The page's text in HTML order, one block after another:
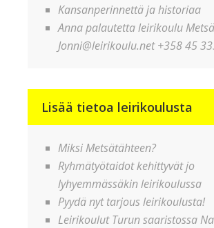
Kansanperinnettä ja historiaa
Anna palautetta leirikoulu
Jonni@leirikoulu.net +358 45
Lisää tietoa leirikoulusta
Miksi Metsätähteen?
Ryhmätyötaidot kehittyvät jo
lyhyemmässäkin leirikoulussa
Pyydä nyt tarjous leirikoulusta!
Leirikoulut Turun saaristossa